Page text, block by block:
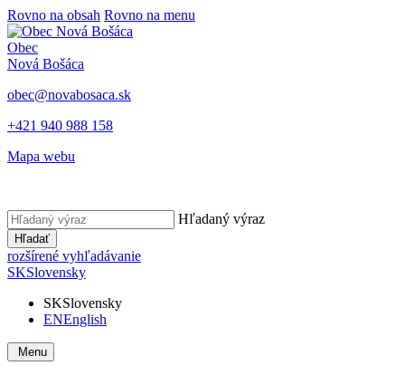
Rovno na obsah Rovno na menu
Obec
Nová Bošáca
obec@novabosaca.sk
+421 940 988 158
Mapa webu
Hľadaný výraz
Hľadať
rozšírené vyhľadávanie
SKSlovensky
SKSlovensky
ENEnglish
Menu